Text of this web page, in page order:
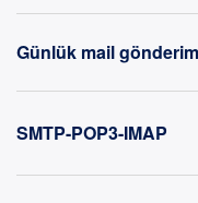
Günlük mail
SMTP-POP3-IMAP